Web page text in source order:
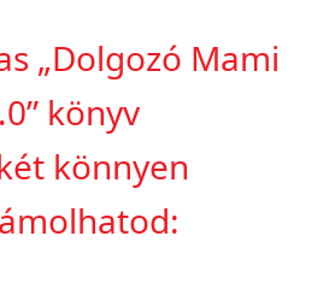
„Dolgozó Mami
könyv
könnyen